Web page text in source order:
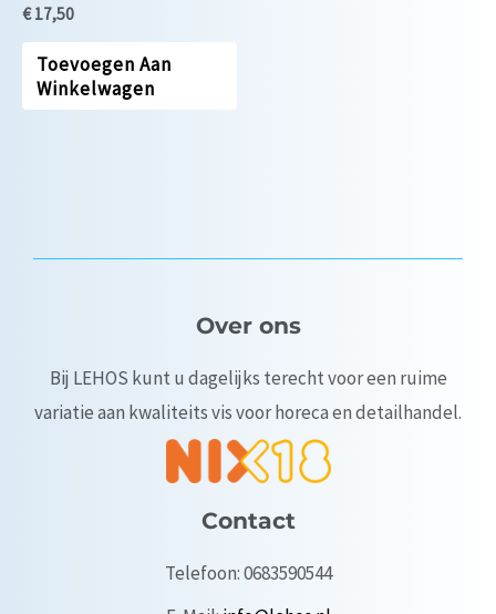
Waardering
uit
€17,50
Toevoegen Aan
Winkelwagen
Over ons
Bij LEHOS kunt u dagelijks terecht voor een ruime
variatie aan kwaliteits vis voor horeca en detailhandel.
Contact
Telefoon: 0683590544